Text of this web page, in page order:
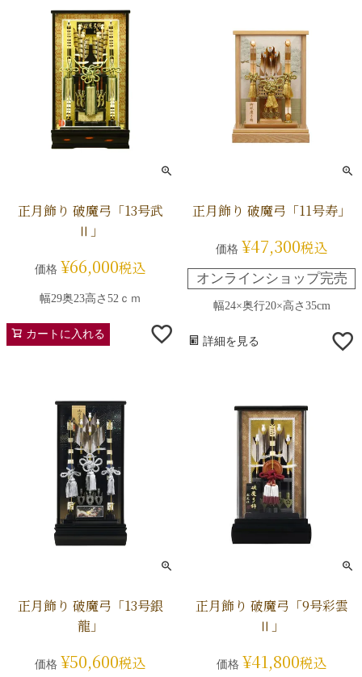
正月飾り 破魔弓「13号武
Ⅱ」
価格 ¥66,000税込
幅29奥23高さ52ｃｍ
カートに入れる
正月飾り 破魔弓「11号寿」
価格 ¥47,300税込
オンラインショップ完売
幅24×奥行20×高さ35cm
詳細を見る
正月飾り 破魔弓「13号銀
龍」
価格 ¥50,600税込
正月飾り 破魔弓「9号彩雲
Ⅱ」
価格 ¥41,800税込